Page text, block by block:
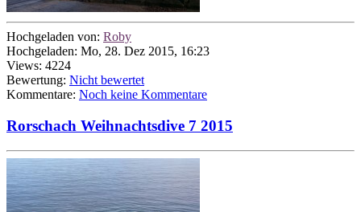
Hochgeladen von: Roby
Hochgeladen: Mo, 28. Dez 2015, 16:23
Views: 4224
Bewertung: Nicht bewertet
Kommentare: Noch keine Kommentare
Rorschach Weihnachtsdive 7 2015